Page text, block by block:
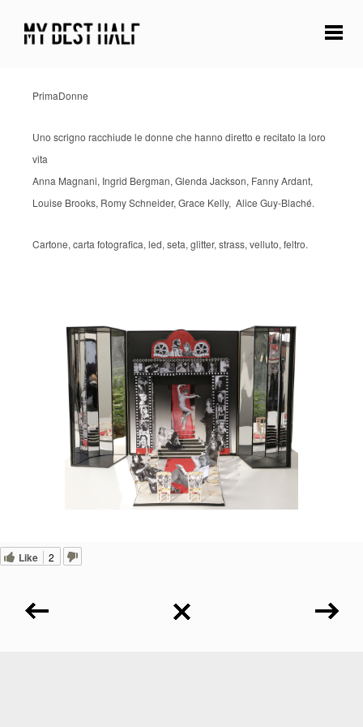
PrimaDonne
Uno scrigno racchiude le donne che hanno diretto e recitato la loro
vita
Anna Magnani, Ingrid Bergman, Glenda Jackson, Fanny Ardant,
Louise Brooks, Romy Schneider, Grace Kelly, Alice Guy-Blaché.
Cartone, carta fotografica, led, seta, glitter, strass, velluto, feltro.
Like 2